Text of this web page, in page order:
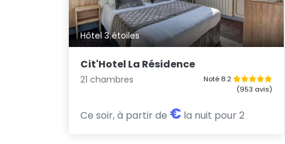
Hôtel 3 étoiles
Cit'Hotel La Résidence
21 chambres
Noté 8.2
(953 avis)
Ce soir, à partir de € la nuit pour 2